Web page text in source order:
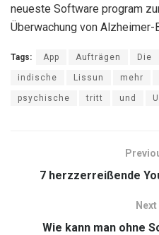
neueste Software program
Überwachung von Alzheimer-
Tags: App Aufträgen Die
indische Lissun mehr
psychische tritt und
7 herzzerreißende
Wie kann man ohne